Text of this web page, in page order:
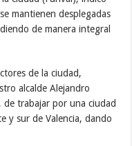
mantienen desplegadas
de manera integral
de la ciudad,
alcalde Alejandro
de trabajar por una ciudad
y sur de Valencia, dando